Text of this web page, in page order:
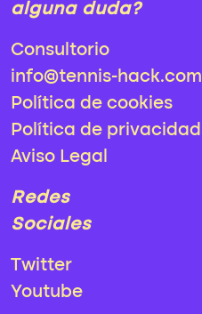
alguna duda?
Consultorio
info@tennis-hack.com
Política de cookies
Política de privacidad
Aviso Legal
Redes
Sociales
Twitter
Youtube